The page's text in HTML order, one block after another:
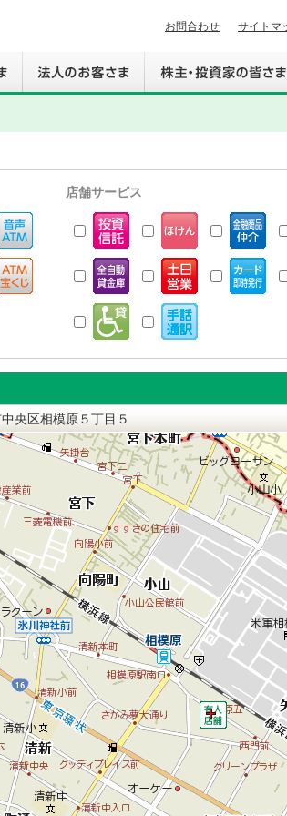
お問合わせ サイトマ
店舗サービス
央区相模原５丁目５